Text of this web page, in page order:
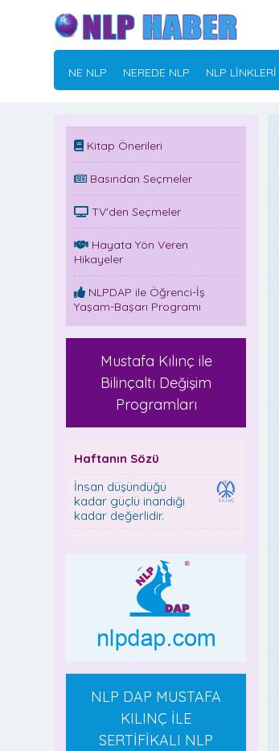
NE NLP NEREDE NLP NLP LİNKLERİ
Kitap Önerileri
Basından Seçmeler
TV'den Seçmeler
Hayata Yön Veren
Hikayeler
NLPDAP ile Öğrenci-İş
Yaşam-Başarı Programı
Mustafa Kılınç ile
Bilinçaltı Değişim
Programları
Haftanın Sözü
İnsan düşündüğü
kadar güçlü inandığı
kadar değerlidir.
NLP DAP MUSTAFA
KILINÇ İLE
SERTİFİKALI NLP